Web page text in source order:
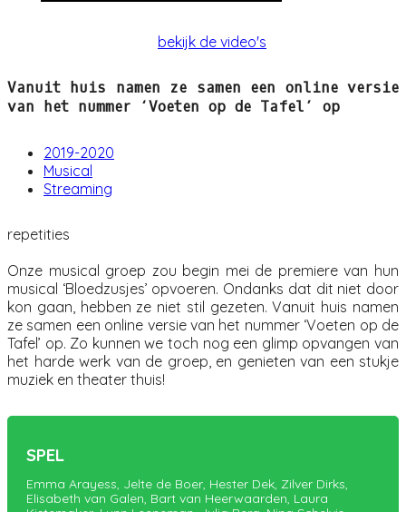
bekijk de video's
Vanuit huis namen ze samen een online versie
van het nummer ‘Voeten op de Tafel’ op
2019-2020
Musical
Streaming
repetities
Onze musical groep zou begin mei de premiere van hun
musical ‘Bloedzusjes’ opvoeren. Ondanks dat dit niet door
kon gaan, hebben ze niet stil gezeten. Vanuit huis namen
ze samen een online versie van het nummer ‘Voeten op de
Tafel’ op. Zo kunnen we toch nog een glimp opvangen van
het harde werk van de groep, en genieten van een stukje
muziek en theater thuis!
SPEL
Emma Arayess, Jelte de Boer, Hester Dek, Zilver Dirks,
Elisabeth van Galen, Bart van Heerwaarden, Laura